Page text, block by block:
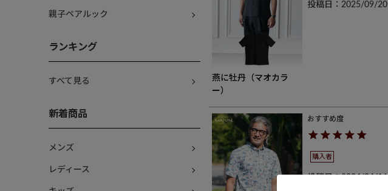
親子ペアルック
ランキング
すべて見る
新着商品
メンズ
レディース
燕に牡丹（マオカラ
ー）
投稿日 2025/09/20
購入者
投稿日 2024/04/16